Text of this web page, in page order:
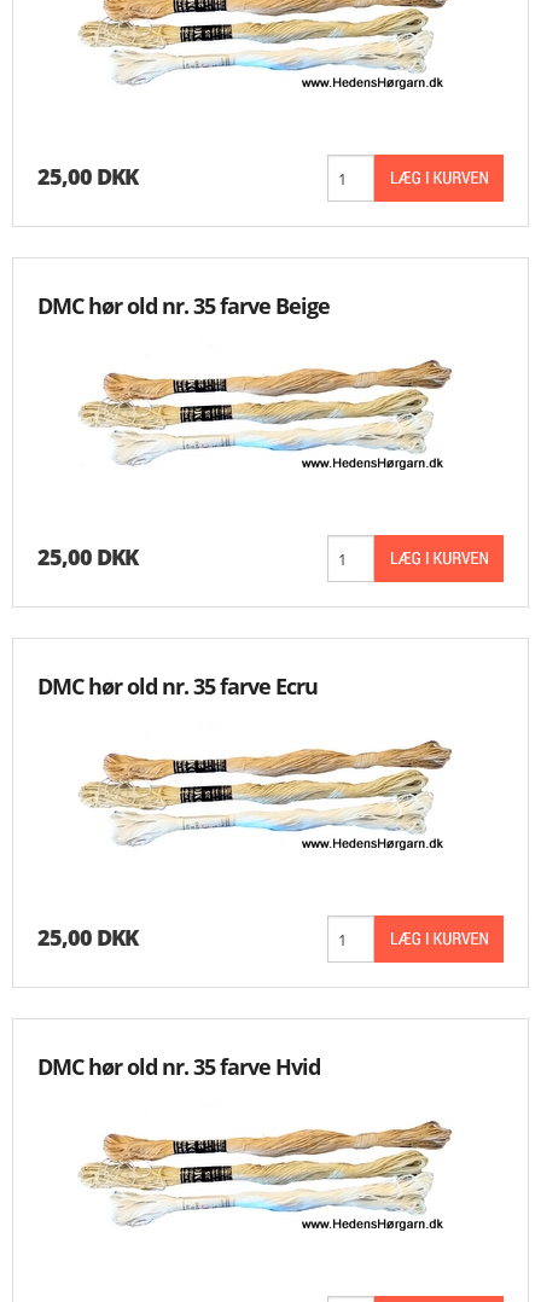
25,00 DKK
DMC hør old nr. 35 farve Beige
25,00 DKK
DMC hør old nr. 35 farve Ecru
25,00 DKK
DMC hør old nr. 35 farve Hvid